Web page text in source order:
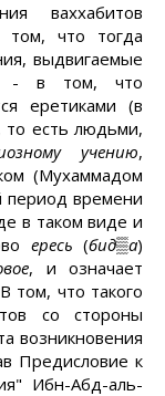
ваххабитов
том, что тогда
выдвигаемые
- в том, что
еретиками (в
то есть людьми,
учению,
(Мухаммадом
период времени
в таком виде и
ересь (бид▒а)
, и означает
том, что такого
со стороны
возникновения
Предисловие к
Ибн-Абд-аль-